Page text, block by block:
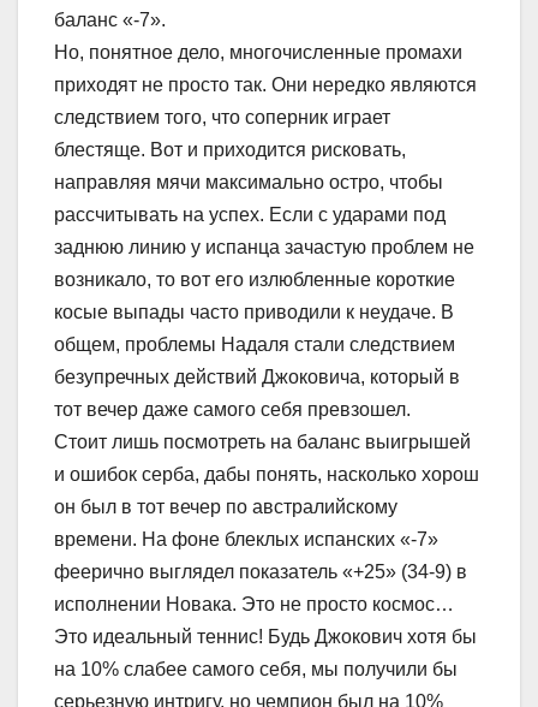
баланс «-7».
Но, понятное дело, многочисленные промахи
приходят не просто так. Они нередко являются
следствием того, что соперник играет
блестяще. Вот и приходится рисковать,
направляя мячи максимально остро, чтобы
рассчитывать на успех. Если с ударами под
заднюю линию у испанца зачастую проблем не
возникало, то вот его излюбленные короткие
косые выпады часто приводили к неудаче. В
общем, проблемы Надаля стали следствием
безупречных действий Джоковича, который в
тот вечер даже самого себя превзошел.
Стоит лишь посмотреть на баланс выигрышей
и ошибок серба, дабы понять, насколько хорош
он был в тот вечер по австралийскому
времени. На фоне блеклых испанских «-7»
феерично выглядел показатель «+25» (34-9) в
исполнении Новака. Это не просто космос…
Это идеальный теннис! Будь Джокович хотя бы
на 10% слабее самого себя, мы получили бы
серьезную интригу, но чемпион был на 10%